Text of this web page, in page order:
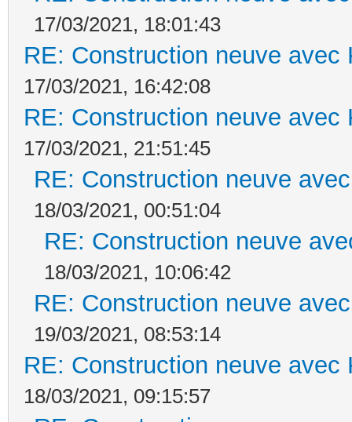
17/03/2021, 18:01:43
RE: Construction neuve avec
17/03/2021, 16:42:08
RE: Construction neuve avec
17/03/2021, 21:51:45
RE: Construction neuve
18/03/2021, 00:51:04
RE: Construction neuve
18/03/2021, 10:06:42
RE: Construction neuve
19/03/2021, 08:53:14
RE: Construction neuve avec
18/03/2021, 09:15:57